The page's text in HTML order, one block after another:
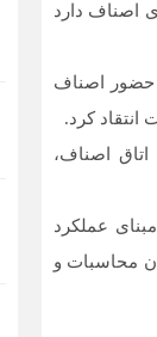
اصناف دارد
حضور اصناف
کرد.
اصناف،
بر مبنای عملکرد
محاسبات و